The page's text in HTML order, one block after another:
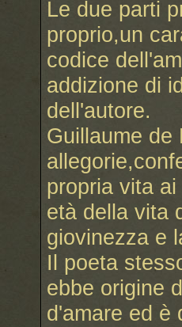
Le due parti
proprio,un
codice
addizione di
dell'autore.
Guillaume de
propria vita
età della vita
giovinezza e
Il poeta
ebbe origine
d'amare ed è